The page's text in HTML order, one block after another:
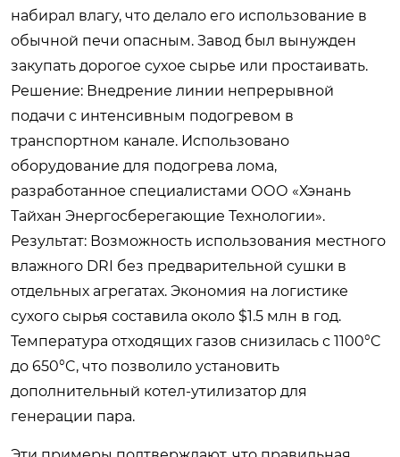
набирал влагу, что делало его использование в
обычной печи опасным. Завод был вынужден
закупать дорогое сухое сырье или простаивать.
Решение: Внедрение линии непрерывной
подачи с интенсивным подогревом в
транспортном канале. Использовано
оборудование для подогрева лома,
разработанное специалистами ООО «Хэнань
Тайхан Энергосберегающие Технологии».
Результат: Возможность использования местного
влажного DRI без предварительной сушки в
отдельных агрегатах. Экономия на логистике
сухого сырья составила около $1.5 млн в год.
Температура отходящих газов снизилась с 1100°C
до 650°C, что позволило установить
дополнительный котел-утилизатор для
генерации пара.